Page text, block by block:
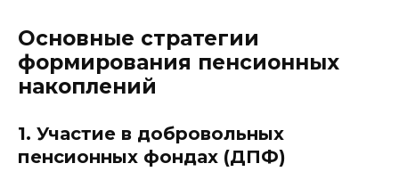
Основные стратегии
формирования пенсионных
накоплений
1. Участие в добровольных
пенсионных фондах (ДПФ)